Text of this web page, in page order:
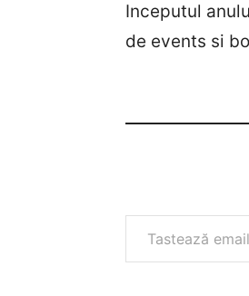
Inceputul
de events si
Tastează emailul tău...